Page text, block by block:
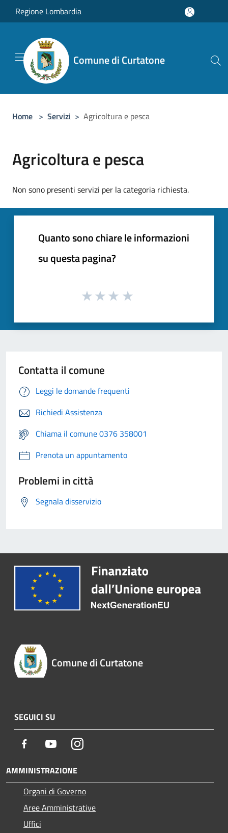
Salta al contenuto principale
Regione Lombardia
Comune di Curtatone
Home > Servizi > Agricoltura e pesca
Agricoltura e pesca
Non sono presenti servizi per la categoria richiesta.
Quanto sono chiare le informazioni
su questa pagina?
Contatta il comune
Leggi le domande frequenti
Richiedi Assistenza
Chiama il comune 0376 358001
Prenota un appuntamento
Problemi in città
Segnala disservizio
Comune di Curtatone
SEGUICI SU
Facebook YoutubeInstagram
AMMINISTRAZIONE
Organi di Governo
Aree Amministrative
Uffici